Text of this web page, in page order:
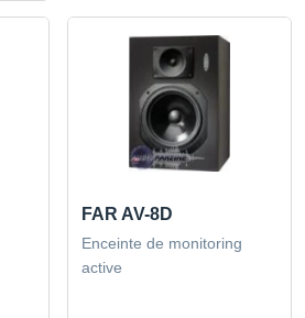
FAR AV-8D
Enceinte de monitoring
active